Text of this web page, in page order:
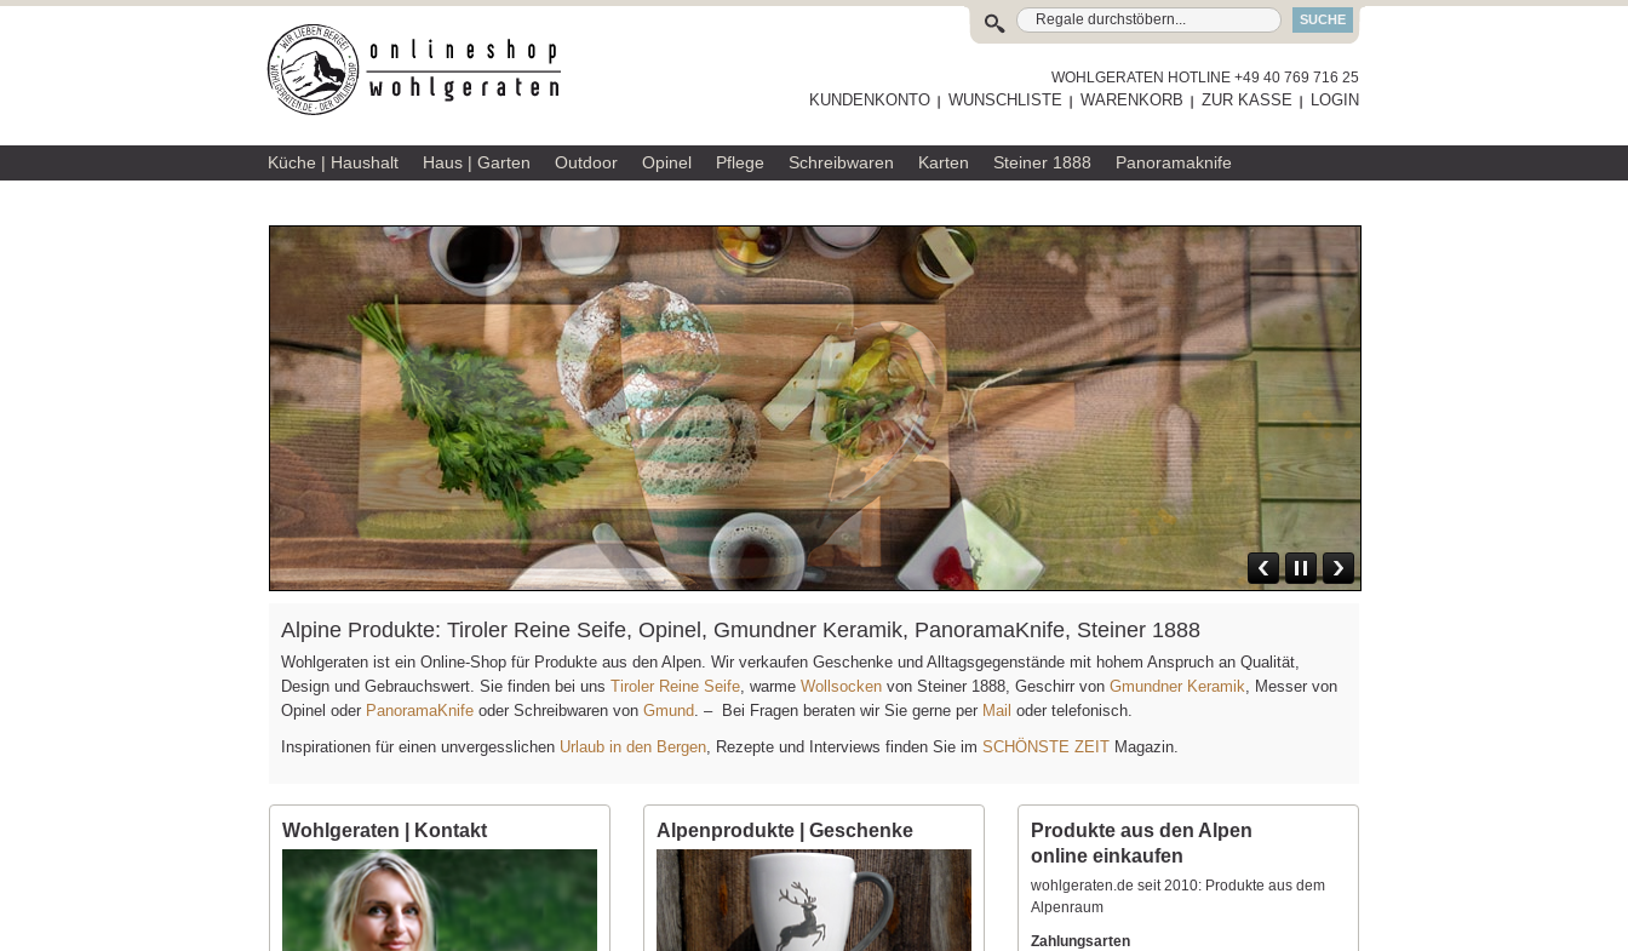
SUCHE
WOHLGERATEN HOTLINE +49 40 769 716 25
KUNDENKONTO WUNSCHLISTE WARENKORB ZUR KASSE LOGIN
Küche | Haushalt Haus | Garten Outdoor Opinel Pflege Schreibwaren Karten Steiner 1888 Panoramaknife
RAUMGESTALT
SERVIERBRETT
ZUM PRODUKT
Alpine Produkte: Tiroler Reine Seife, Opinel, Gmundner Keramik, PanoramaKnife, Steiner 1888
Wohlgeraten ist ein Online-Shop für Produkte aus den Alpen. Wir verkaufen Geschenke und Alltagsgegenstände mit hohem Anspruch an Qualität,
Design und Gebrauchswert. Sie finden bei uns Tiroler Reine Seife, warme Wollsocken von Steiner 1888, Geschirr von Gmundner Keramik, Messer von
Opinel oder PanoramaKnife oder Schreibwaren von Gmund. – Bei Fragen beraten wir Sie gerne per Mail oder telefonisch.
Inspirationen für einen unvergesslichen Urlaub in den Bergen, Rezepte und Interviews finden Sie im SCHÖNSTE ZEIT Magazin.
Wohlgeraten | Kontakt Alpenprodukte | Geschenke
Produkte aus den Alpen
online einkaufen
wohlgeraten.de seit 2010: Produkte aus dem
Alpenraum
Zahlungsarten